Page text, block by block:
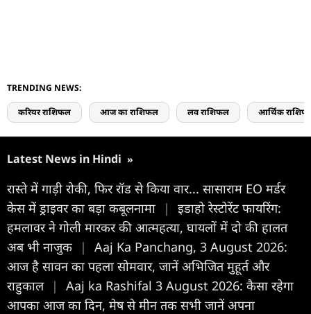
TRENDING NEWS:
करियर राशिफल आज का राशिफल लव राशिफल आर्थिक
Latest News in Hindi »
रास्ते में गाड़ी रोकी, फिर रॉड से किया वार... सासाराम EO मर्डर
केस में ड्राइवर का बड़ा कबूलनामा
|
इडाहो रेस्टोरेंट फायरिंग:
हमलावर ने गोली मारकर की आत्महत्या, घायलों में दो की हालत
अब भी नाजुक
|
Aaj Ka Panchang, 3 August 2026:
आज है सावन का पहला सोमवार, जानें अभिजित मुहूर्त और
राहुकाल |
Aaj ka Rashifal 3 August 2026: कैसा रहेगा
आपका आज का द‍िन, मेष से मीन तक सभी जानें अपना